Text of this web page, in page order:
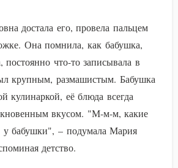
достала его, провела пальцем
Она помнила, как бабушка,
постоянно что-то записывала в
крупным, размашистым. Бабушка
кулинаркой, её блюда всегда
вкусом. "М-м-м, какие
бабушки", – подумала Мария
детство.